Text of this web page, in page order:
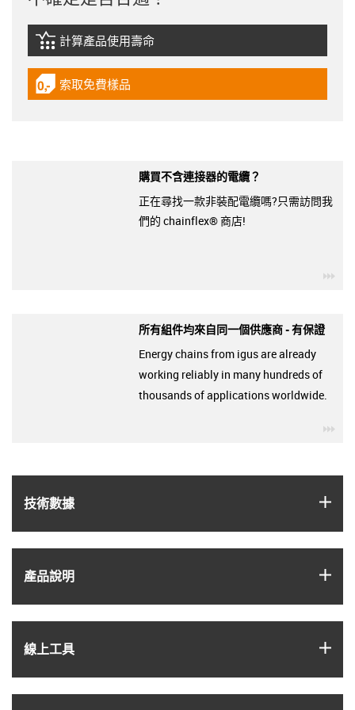
技術數據
產品說明
線上工具
igus-icon-lebensdauerrechner
計算產品使用壽命
igus-icon-gratismuster
索取免費樣品
購買不含連接器的電纜？
正在尋找一款非裝配電纜嗎?只需訪問我
們的 chainflex® 商店!
所有組件均來自同一個供應商 - 有保證
Energy chains from igus are already
working reliably in many hundreds of
thousands of applications worldwide.